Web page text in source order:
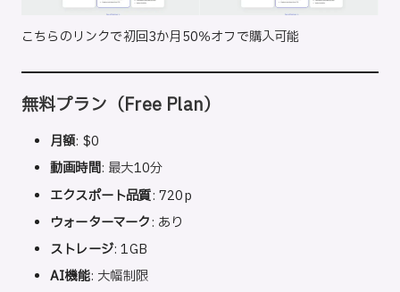
こちらのリンクで初回3か月50％オフで購入可能
無料プラン（Free Plan）
月額: $0
動画時間: 最大10分
エクスポート品質: 720p
ウォーターマーク: あり
ストレージ: 1GB
AI機能: 大幅制限